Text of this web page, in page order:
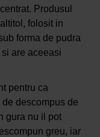
Produsul
folosit in
forma de pudra
are aceeasi
pentru ca
descompus de
gura nu il pot
greu, iar